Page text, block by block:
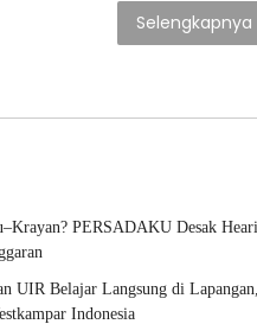
Selengkapnya
PERSADAKU Desak
UIR Belajar Langsung di
Indonesia